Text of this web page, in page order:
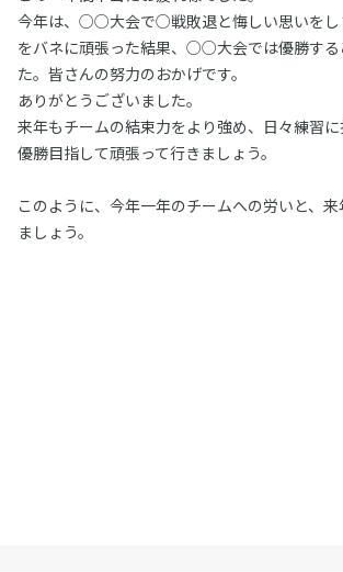
今年は、○○大会で○戦敗退と悔しい思いをし
をバネに頑張った結果、○○大会では優勝する
た。皆さんの努力のおかげです。
ありがとうございました。
来年もチームの結束力をより強め、日々練習に
優勝目指して頑張って行きましょう。
このように、今年一年のチームへの労いと、
ましょう。